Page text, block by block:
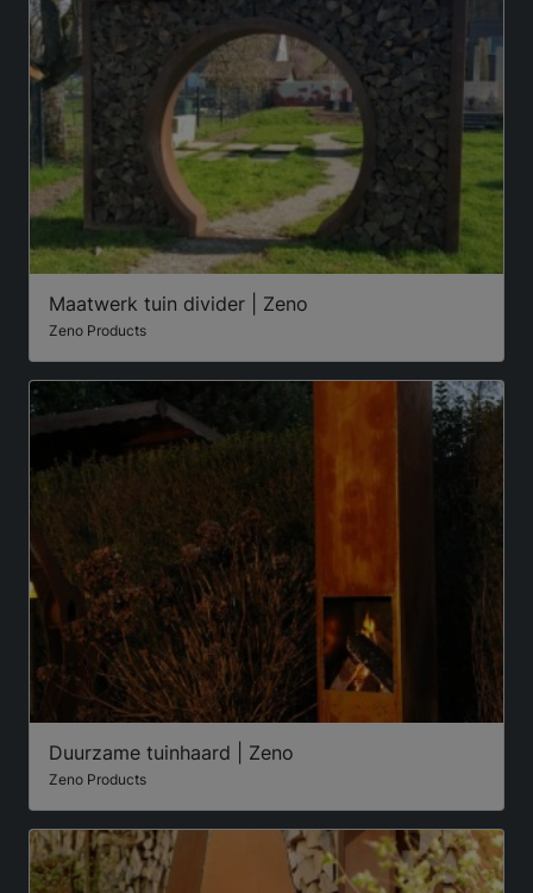
Maatwerk tuin divider | Zeno
Zeno Products
Duurzame tuinhaard | Zeno
Zeno Products